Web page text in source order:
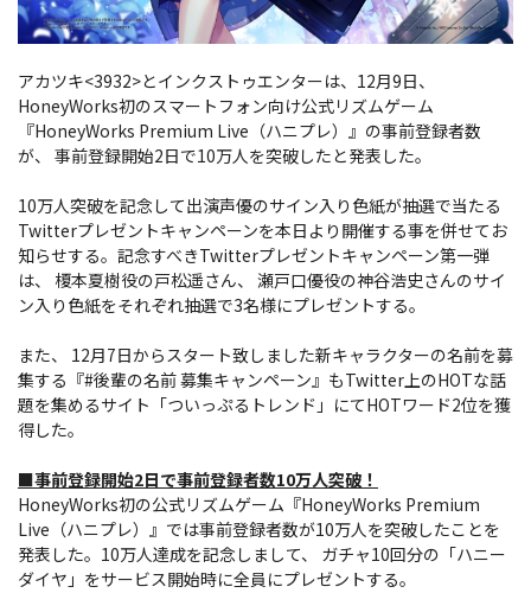
アカツキ<3932>とインクストゥエンターは、12月9日、
HoneyWorks初のスマートフォン向け公式リズムゲーム
『HoneyWorks Premium Live（ハニプレ）』の事前登録者数
が、 事前登録開始2日で10万人を突破したと発表した。
10万人突破を記念して出演声優のサイン入り色紙が抽選で当たる
Twitterプレゼントキャンペーンを本日より開催する事を併せてお
知らせする。記念すべきTwitterプレゼントキャンペーン第一弾
は、 榎本夏樹役の戸松遥さん、 瀬戸口優役の神谷浩史さんのサイ
ン入り色紙をそれぞれ抽選で3名様にプレゼントする。
また、 12月7日からスタート致しました新キャラクターの名前を募
集する『#後輩の名前 募集キャンペーン』もTwitter上のHOTな話
題を集めるサイト「ついっぷるトレンド」にてHOTワード2位を獲
得した。
■事前登録開始2日で事前登録者数10万人突破！
HoneyWorks初の公式リズムゲーム『HoneyWorks Premium
Live（ハニプレ）』では事前登録者数が10万人を突破したことを
発表した。10万人達成を記念しまして、 ガチャ10回分の「ハニー
ダイヤ」をサービス開始時に全員にプレゼントする。